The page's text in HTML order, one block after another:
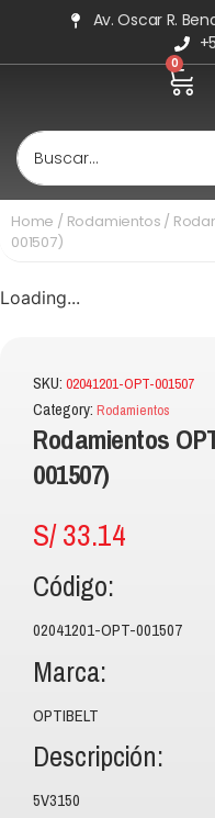
Av. Oscar R.
0
Home / Rodamientos /
001507)
Loading...
SKU: 02041201-OPT-001507
Category: Rodamientos
Rodamientos
001507)
S/33.14
Código:
02041201-OPT-001507
Marca:
OPTIBELT
Descripción:
5V3150